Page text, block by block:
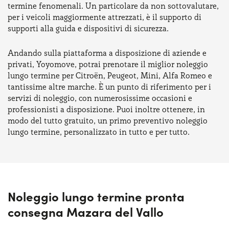
termine fenomenali. Un particolare da non sottovalutare,
per i veicoli maggiormente attrezzati, è il supporto di
supporti alla guida e dispositivi di sicurezza.
Andando sulla piattaforma a disposizione di aziende e
privati, Yoyomove, potrai prenotare il miglior noleggio
lungo termine per Citroën, Peugeot, Mini, Alfa Romeo e
tantissime altre marche. È un punto di riferimento per i
servizi di noleggio, con numerosissime occasioni e
professionisti a disposizione. Puoi inoltre ottenere, in
modo del tutto gratuito, un primo preventivo noleggio
lungo termine, personalizzato in tutto e per tutto.
Noleggio lungo termine pronta
consegna Mazara del Vallo